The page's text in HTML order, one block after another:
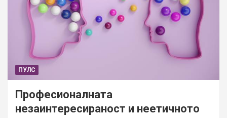
ПУЛС
Професионалната
незаинтересираност и неетичното